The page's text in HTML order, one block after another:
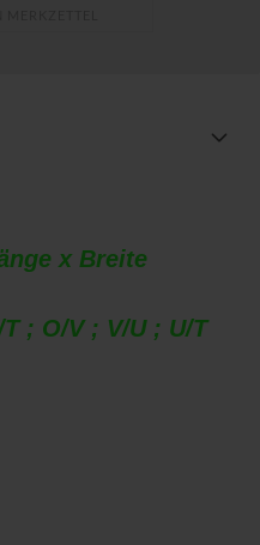
x Breite
; O/V ; V/U ; U/T